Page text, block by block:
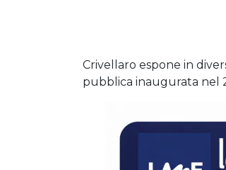
Crivellaro espone in
pubblica inaugurata nel